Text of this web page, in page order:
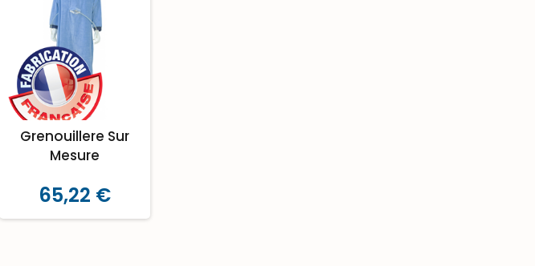
Grenouillere Sur
Mesure
65,22 €